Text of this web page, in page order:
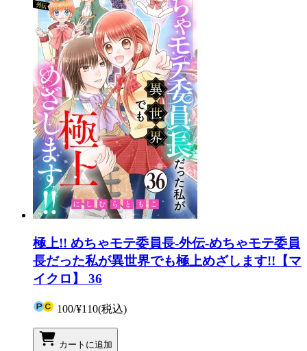
極上!! めちゃモテ委員長-外伝-めちゃモテ委員
長だった私が異世界でも極上めざします!!【マ
イクロ】 36
100/¥110(税込)
カートに追加